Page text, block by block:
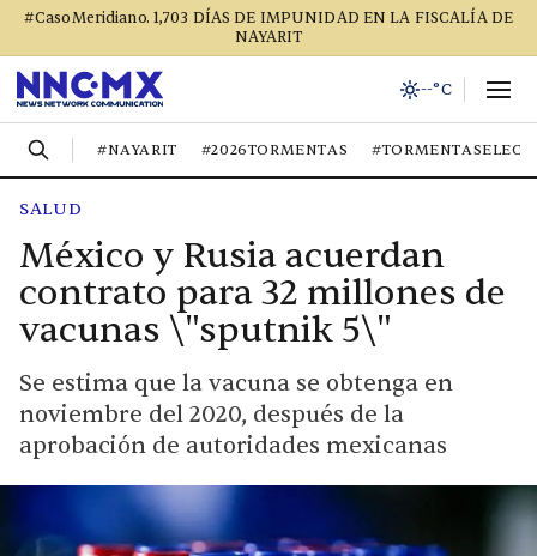
#CasoMeridiano. 1,703 DÍAS DE IMPUNIDAD EN LA FISCALÍA DE
NAYARIT
--°C
#NAYARIT #2026TORMENTAS
SALUD
México y Rusia acuerdan
contrato para 32 millones de
vacunas \"sputnik 5\"
Se estima que la vacuna se obtenga en
noviembre del 2020, después de la
aprobación de autoridades mexicanas